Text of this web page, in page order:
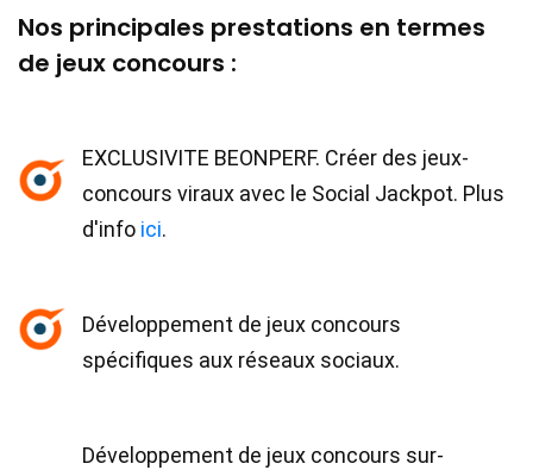
Nos principales prestations en termes
de jeux concours :
EXCLUSIVITE BEONPERF. Créer des jeux-
concours viraux avec le Social Jackpot. Plus
d'info ici.
Développement de jeux concours
spécifiques aux réseaux sociaux.
Développement de jeux concours sur-